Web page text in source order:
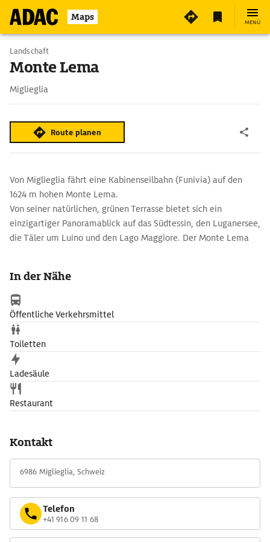
Maps MENÜ
Landschaft
Monte Lema
Miglieglia
Route planen
Von Miglieglia fährt eine Kabinenseilbahn (Funivia) auf den
1624 m hohen Monte Lema.
Von seiner natürlichen, grünen Terrasse bietet sich ein
einzigartiger Panoramablick auf das Südtessin, den Luganersee,
die Täler um Luino und den Lago Maggiore. Der Monte Lema
Wanderwegen über den Grat des Berges verlaufen und an
seinen Abhängen durch wunderschöne Landschaften führen.
In der Nähe
Öffentliche Verkehrsmittel
Toiletten
Ladesäule
Restaurant
Kontakt
6986 Miglieglia, Schweiz
Telefon
+41 916 09 11 68